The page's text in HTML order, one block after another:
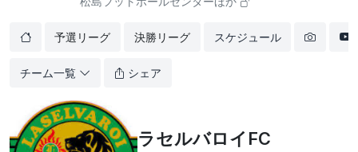
予選リーグ 決勝リーグ スケジュール
チーム一覧 シェア
ラセルバロイFC